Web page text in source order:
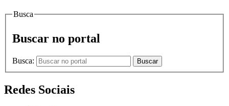
Busca
Buscar no portal
Busca: Buscar
Redes Sociais